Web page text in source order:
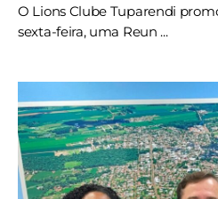
O Lions Clube Tuparendi
sexta-feira, uma Reun ...